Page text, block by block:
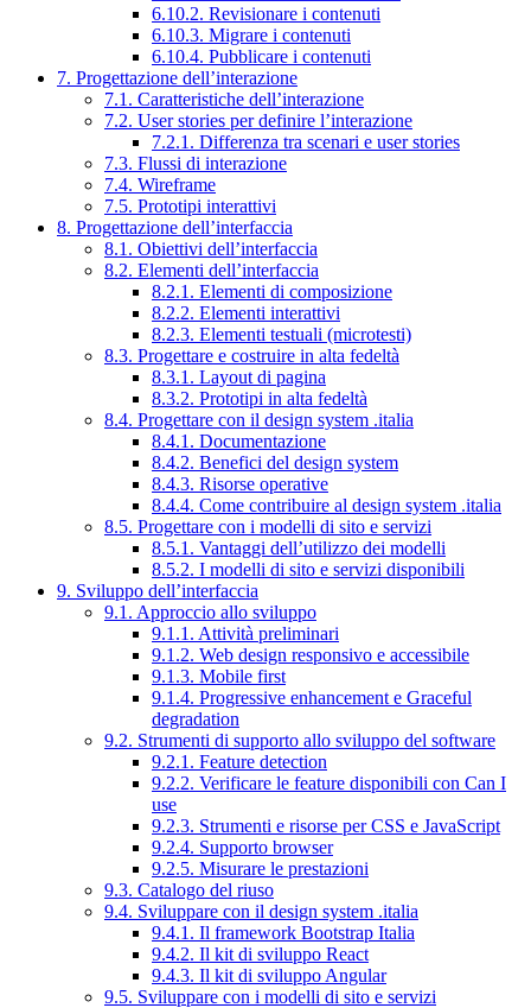
6.10.2. Revisionare i contenuti
6.10.3. Migrare i contenuti
6.10.4. Pubblicare i contenuti
7. Progettazione dell’interazione
7.1. Caratteristiche dell’interazione
7.2. User stories per definire l’interazione
7.2.1. Differenza tra scenari e user stories
7.3. Flussi di interazione
7.4. Wireframe
7.5. Prototipi interattivi
8. Progettazione dell’interfaccia
8.1. Obiettivi dell’interfaccia
8.2. Elementi dell’interfaccia
8.2.1. Elementi di composizione
8.2.2. Elementi interattivi
8.2.3. Elementi testuali (microtesti)
8.3. Progettare e costruire in alta fedeltà
8.3.1. Layout di pagina
8.3.2. Prototipi in alta fedeltà
8.4. Progettare con il design system .italia
8.4.1. Documentazione
8.4.2. Benefici del design system
8.4.3. Risorse operative
8.4.4. Come contribuire al design system .italia
8.5. Progettare con i modelli di sito e servizi
8.5.1. Vantaggi dell’utilizzo dei modelli
8.5.2. I modelli di sito e servizi disponibili
9. Sviluppo dell’interfaccia
9.1. Approccio allo sviluppo
9.1.1. Attività preliminari
9.1.2. Web design responsivo e accessibile
9.1.3. Mobile first
9.1.4. Progressive enhancement e Graceful
degradation
9.2. Strumenti di supporto allo sviluppo del software
9.2.1. Feature detection
9.2.2. Verificare le feature disponibili con Can I
use
9.2.3. Strumenti e risorse per CSS e JavaScript
9.2.4. Supporto browser
9.2.5. Misurare le prestazioni
9.3. Catalogo del riuso
9.4. Sviluppare con il design system .italia
9.4.1. Il framework Bootstrap Italia
9.4.2. Il kit di sviluppo React
9.4.3. Il kit di sviluppo Angular
9.5. Sviluppare con i modelli di sito e servizi